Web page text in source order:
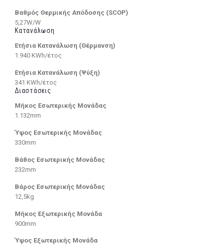
Βαθμός Θερμικής Απόδοσης (SCOP)
5,27W/W
Κατανάλωση
Ετήσια Κατανάλωση (Θέρμανση)
1.940 KWh/έτος
Ετήσια Κατανάλωση (Ψύξη)
341 KWh/έτος
Διαστάσεις
Μήκος Εσωτερικής Μονάδας
1.132mm
Ύψος Εσωτερικής Μονάδας
330mm
Βάθος Εσωτερικής Μονάδας
232mm
Βάρος Εσωτερικής Μονάδας
12,5kg
Μήκος Εξωτερικής Μονάδα
900mm
Ύψος Εξωτερικής Μονάδα